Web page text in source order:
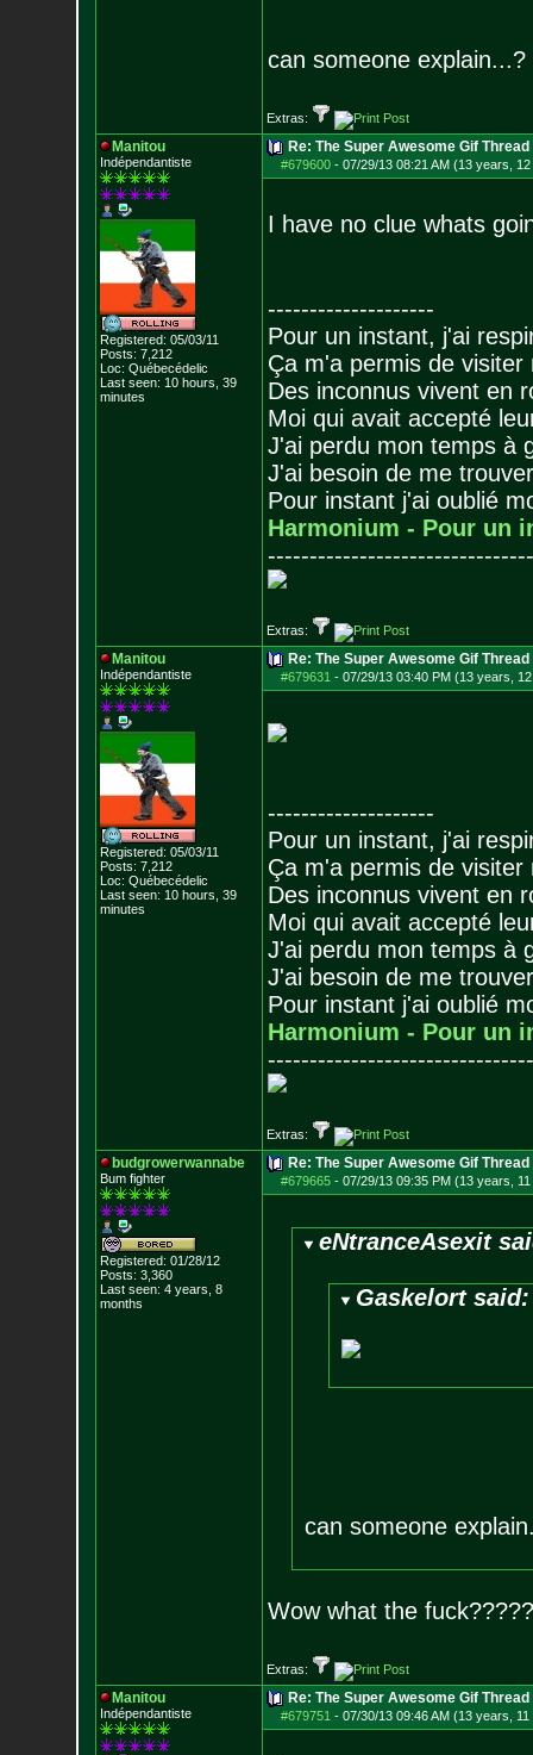
can someone explain...?
Extras:
Manitou
Indépendantiste
Registered: 05/03/11
Posts: 7,212
Loc: Québecédelic
Last seen: 10 hours, 39
minutes
Re: The Super Awesome Gif Thread
#679600- 07/29/13 08:21 AM (13 years,
I have no clue whats
--------------------
Pour un instant, j'ai
Ça m'a permis de visiter
Des inconnus vivent en
Moi qui avait accepté
J'ai perdu mon temps à
J'ai besoin de me
Pour instant j'ai oublié
Harmonium - Pour un
--------------------------------
Extras:
Manitou
Indépendantiste
Registered: 05/03/11
Posts: 7,212
Loc: Québecédelic
Last seen: 10 hours, 39
minutes
Re: The Super Awesome Gif Thread
#679631 - 07/29/13 03:40 PM (13 years,
--------------------
Pour un instant, j'ai
Ça m'a permis de visiter
Des inconnus vivent en
Moi qui avait accepté
J'ai perdu mon temps à
J'ai besoin de me
Pour instant j'ai oublié
Harmonium - Pour un
--------------------------------
Extras:
budgrowerwannabe
Bum fighter
Registered: 01/28/12
Posts: 3,360
Last seen: 4 years, 8
months
Re: The Super Awesome Gif Thread
#679665- 07/29/13 09:35 PM (13 years,
eNtranceAsexit
Gaskelort said:
can someone
Wow what the
Extras:
Manitou
Indépendantiste
Re: The Super Awesome Gif Thread
#679751 - 07/30/13 09:46 AM (13 years, 11